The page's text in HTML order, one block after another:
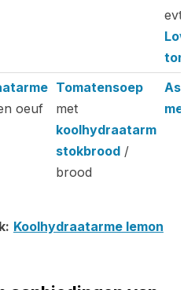
evt.
oeuf
Tomatensoep
met
koolhydraatarm
stokbrood/
brood
met
Koolhydraatarme lemon